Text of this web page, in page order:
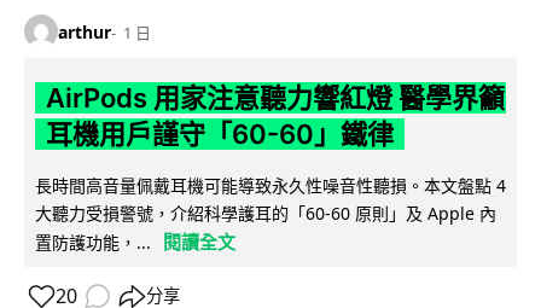
arthur 1 日
AirPods 用家注意聽力響紅燈 醫學界籲
耳機用戶謹守「60-60」鐵律
長時間高音量佩戴耳機可能導致永久性噪音性聽損。本文盤點 4
大聽力受損警號，介紹科學護耳的「60-60 原則」及 Apple 內
置防護功能，...
閱讀全文
20 分享